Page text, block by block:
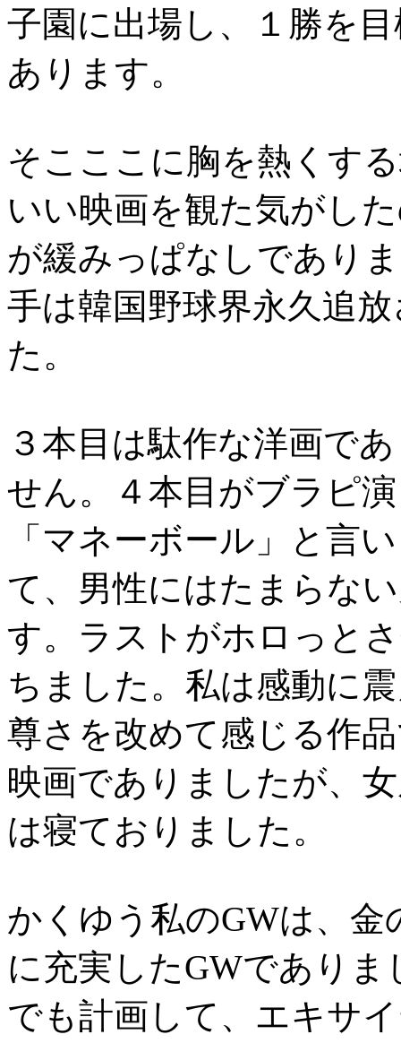
子園に出場し、１勝を
あります。
そこここに胸を熱くす
いい映画を観た気がし
が緩みっぱなしであり
手は韓国野球界永久追
た。
３本目は駄作な洋画で
せん。４本目がブラピ
「マネーボール」と言
て、男性にはたまらな
す。ラストがホロっと
ちました。私は感動に
尊さを改めて感じる作
映画でありましたが、
は寝ておりました。
かくゆう私のGWは、
に充実したGWであり
でも計画して、エキサ